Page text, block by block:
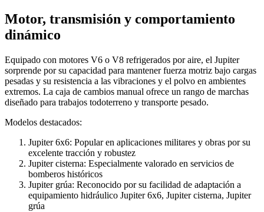
Motor, transmisión y comportamiento
dinámico
Equipado con motores V6 o V8 refrigerados por aire, el Jupiter
sorprende por su capacidad para mantener fuerza motriz bajo cargas
pesadas y su resistencia a las vibraciones y el polvo en ambientes
extremos. La caja de cambios manual ofrece un rango de marchas
diseñado para trabajos todoterreno y transporte pesado.
Modelos destacados:
Jupiter 6x6: Popular en aplicaciones militares y obras por su
excelente tracción y robustez
Jupiter cisterna: Especialmente valorado en servicios de
bomberos históricos
Jupiter grúa: Reconocido por su facilidad de adaptación a
equipamiento hidráulico Jupiter 6x6, Jupiter cisterna, Jupiter
grúa